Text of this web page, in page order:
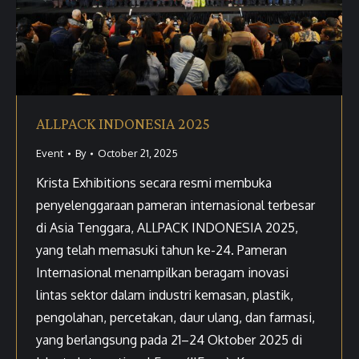
ALLPACK INDONESIA 2025
Event By October 21, 2025
Krista Exhibitions secara resmi membuka
penyelenggaraan pameran internasional terbesar
di Asia Tenggara, ALLPACK INDONESIA 2025,
yang telah memasuki tahun ke-24. Pameran
Internasional menampilkan beragam inovasi
lintas sektor dalam industri kemasan, plastik,
pengolahan, percetakan, daur ulang, dan farmasi,
yang berlangsung pada 21–24 Oktober 2025 di